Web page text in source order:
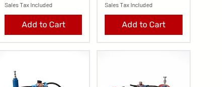
Sales Tax Included
Add to Cart
Sales Tax Included
Add to Cart